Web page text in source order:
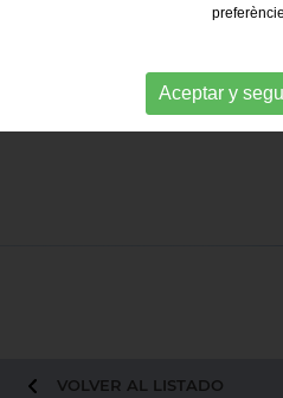
VOLVER AL LISTADO
Aceptar y